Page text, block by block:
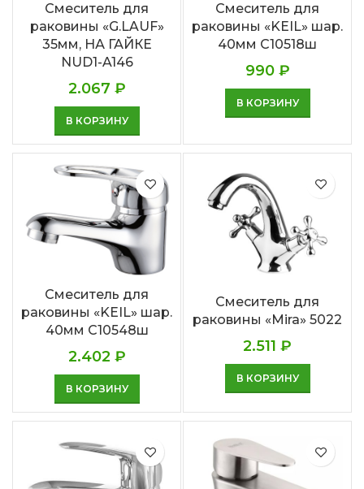
Смеситель для
раковины «G.LAUF»
35мм, НА ГАЙКЕ
NUD1-A146
2.067 ₽
В КОРЗИНУ
Смеситель для
раковины «KEIL» шар.
40мм С10518ш
990 ₽
В КОРЗИНУ
Смеситель для
раковины «KEIL» шар.
40мм С10548ш
2.402 ₽
В КОРЗИНУ
Смеситель для
раковины «Mira» 5022
2.511 ₽
В КОРЗИНУ